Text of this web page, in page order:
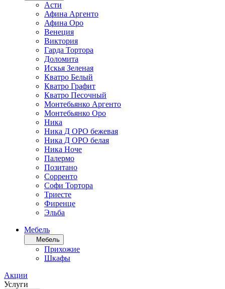
Асти
Афина Аргенто
Афина Оро
Венеция
Виктория
Гарда Тортора
Доломита
Искья Зеленая
Кватро Белый
Кватро Графит
Кватро Песочный
Монтебьянко Аргенто
Монтебьянко Оро
Ника
Ника Д ОРО бежевая
Ника Д ОРО белая
Ника Ноче
Палермо
Позитано
Сорренто
Софи Тортора
Триесте
Фиренце
Эльба
Мебель
Мебель
Прихожие
Шкафы
Акции
Услуги